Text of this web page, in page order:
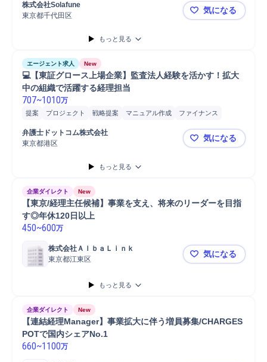
株式会社Solafune
東京都千代田区
経理責任者
気になる
もっと見る
エージェント求人 New
💻【東証グロース上場企業】監査法人経験を活かす！拡大
中の組織で活躍する経理担当
707~1010万
提案 プロジェクト 戦略提案 マニュアル作成
ファイナンス
連結事業決算
経理/財務部門連携
弁護士ドットコム株式会社
東京都港区
💻【東証グ
気になる
もっと見る
企業ダイレクト New
【東京/経理主任候補】事業を支え、将来のリーダーを目指
す◎年休120日以上
450~600万
株式会社ＡｌｂａＬｉｎｋ
東京都江東区
【東京/経
気になる
もっと見る
企業ダイレクト New
【連結経理Manager】事業拡大に伴う増員募集/CHARGES
POTで国内シェアNo.1
660~1100万